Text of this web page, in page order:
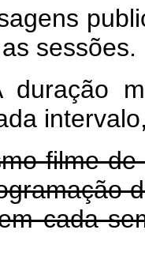
sessões.
filme
cada